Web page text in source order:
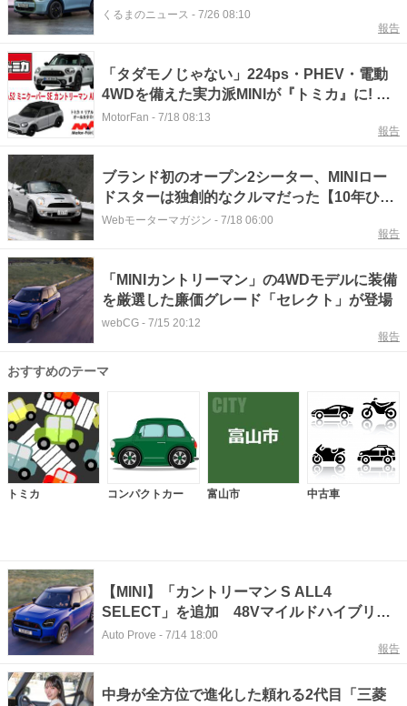
は？
くるまのニュース - 7/26 08:10
報告
「タダモノじゃない」224ps・PHEV・電動
4WDを備えた実力派MINIが『トミカ』に! 隠
れた名車が再評価だ!【トミカ × リアルカー
MotorFan - 7/18 08:13
報告
ブランド初のオープン2シーター、MINIロー
ドスターは独創的なクルマだった【10年ひと
昔の新車】
Webモーターマガジン - 7/18 06:00
報告
「MINIカントリーマン」の4WDモデルに装備
を厳選した廉価グレード「セレクト」が登場
webCG - 7/15 20:12
報告
おすすめのテーマ
トミカ コンパクトカー 富山市 中古車
【MINI】「カントリーマン S ALL4
SELECT」を追加 48Vマイルドハイブリッ
ド搭載の4WDエントリーモデルを発売
Auto Prove - 7/14 18:00
報告
中身が全方位で進化した頼れる2代目「三菱